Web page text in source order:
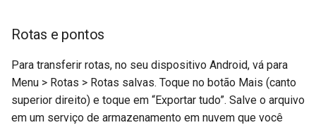
Rotas e pontos
Para transferir rotas, no seu dispositivo Android, vá para
Menu > Rotas > Rotas salvas. Toque no botão Mais (canto
superior direito) e toque em “Exportar tudo”. Salve o arquivo
em um serviço de armazenamento em nuvem que você